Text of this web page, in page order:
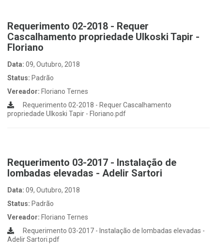
Requerimento 02-2018 - Requer
Cascalhamento propriedade Ulkoski Tapir -
Floriano
Data: 09, Outubro, 2018
Status: Padrão
Vereador: Floriano Ternes
Requerimento 02-2018 - Requer Cascalhamento
propriedade Ulkoski Tapir - Floriano.pdf
Requerimento 03-2017 - Instalação de
lombadas elevadas - Adelir Sartori
Data: 09, Outubro, 2018
Status: Padrão
Vereador: Floriano Ternes
Requerimento 03-2017 - Instalação de lombadas elevadas -
Adelir Sartori.pdf